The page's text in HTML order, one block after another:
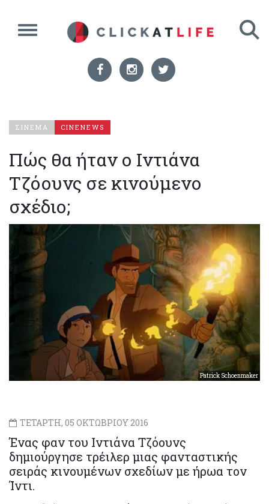
ΣΙΝΕΜΑ CINENEWS
Πώς θα ήταν ο Ιντιάνα
Τζόουνς σε κινούμενο
σχέδιο;
Patrick Schoenmaker
ΤΕΤΑΡΤΗ, 05 ΟΚΤΩΒΡΙΟΥ 2016
Ένας φαν του Ιντιάνα Τζόουνς
δημιούργησε τρέιλερ μιας φανταστικής
σειράς κινουμένων σχεδίων με ήρωα τον
Ίντι.